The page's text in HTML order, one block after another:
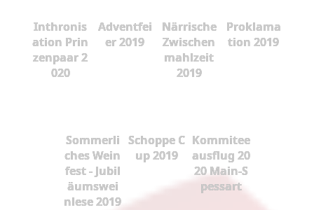
Inthronis
ation Prin
zenpaar 2
020
Adventfei
er 2019
Närrische
Zwischen
mahlzeit
2019
Proklama
tion 2019
Sommerli
ches Wein
fest - Jubil
äumswei
nlese 2019
Schoppe C
up 2019
Kommitee
ausflug 20
20 Main-S
pessart